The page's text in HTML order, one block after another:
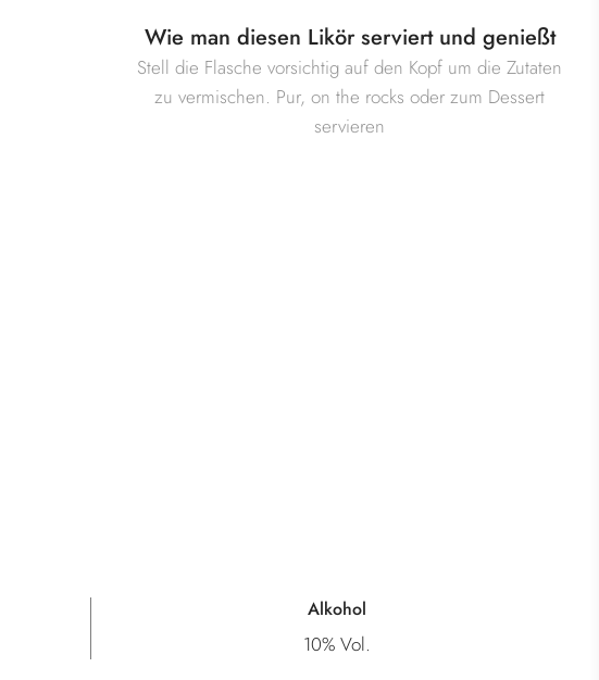
Wie man diesen Likör serviert und genießt
Stell die Flasche vorsichtig auf den Kopf um die Zutaten
zu vermischen. Pur, on the rocks oder zum Dessert
servieren
Alkohol
10% Vol.